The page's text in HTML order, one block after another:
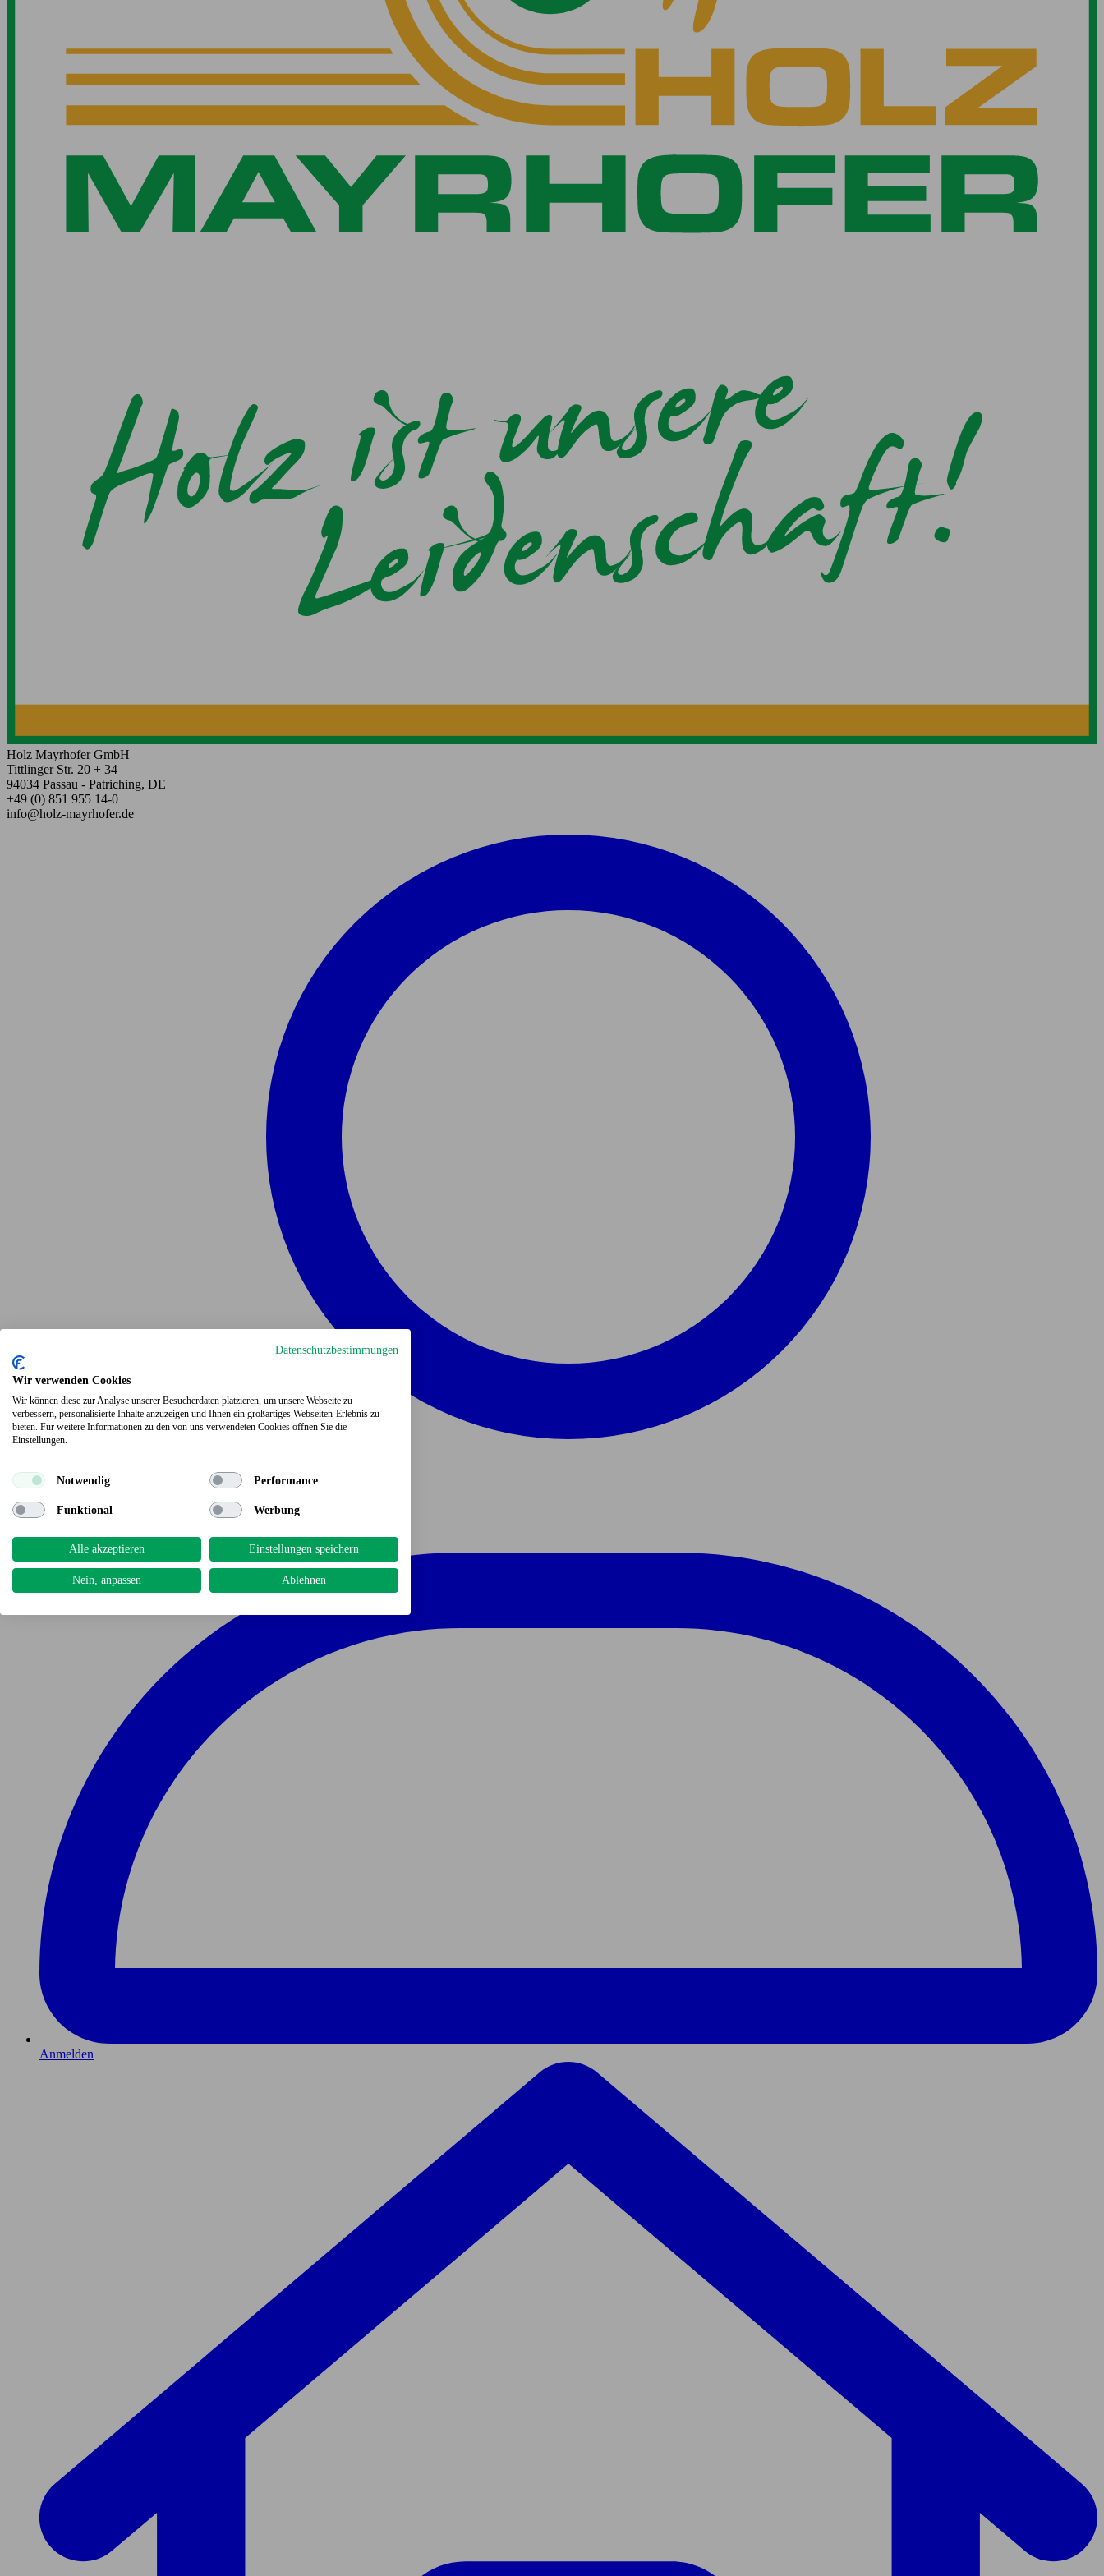
Holz Mayrhofer GmbH
Tittlinger Str. 20 + 34
94034 Passau - Patriching, DE
+49 (0) 851 955 14-0
info@holz-mayrhofer.de
Anmelden
Datenschutzbestimmungen
Wir verwenden Cookies
Wir können diese zur Analyse unserer Besucherdaten platzieren, um unsere Webseite zu
verbessern, personalisierte Inhalte anzuzeigen und Ihnen ein großartiges Webseiten-Erlebnis zu
bieten. Für weitere Informationen zu den von uns verwendeten Cookies öffnen Sie die
Einstellungen.
Notwendig Performance
Funktional Werbung
Alle akzeptieren Einstellungen speichern
Nein, anpassen Ablehnen